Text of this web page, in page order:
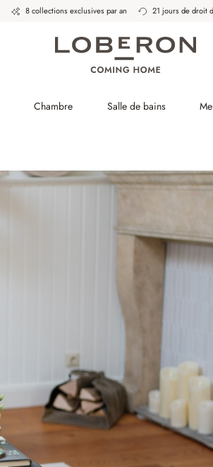
8 collections exclusives par an 21 jours de droit
Chambre Salle de bains